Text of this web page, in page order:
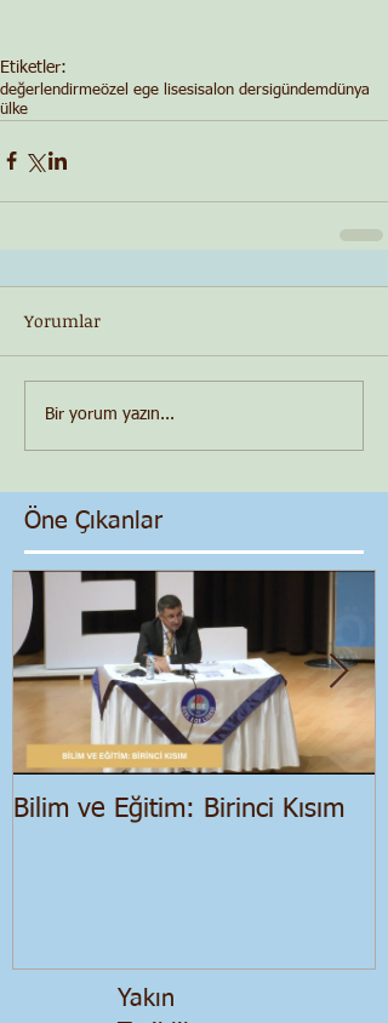
Etiketler:
değerlendirmeözel ege lisesisalon dersigündemdünya
ülke
Yorumlar
Bir yorum yazın...
Öne Çıkanlar
Bilim ve Eğitim: Birinci Kısım
Yakın